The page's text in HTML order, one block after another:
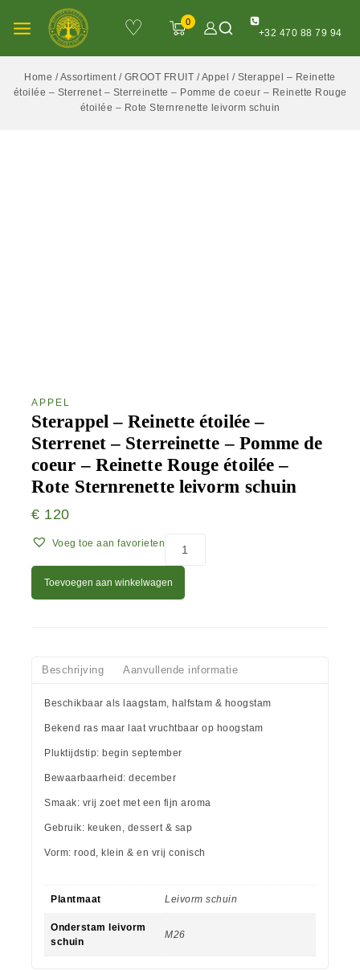
♡ 0
+32 470 88 79 94
Home /Assortiment / GROOT FRUIT /Appel / Sterappel – Reinette
étoilée – Sterrenet – Sterreinette – Pomme de coeur – Reinette Rouge
étoilée – Rote Sternrenette leivorm schuin
APPEL
Sterappel – Reinette étoilée –
Sterrenet – Sterreinette – Pomme de
coeur – Reinette Rouge étoilée –
Rote Sternrenette leivorm schuin
€ 120
Voeg toe aan favorieten
Toevoegen aan winkelwagen
Beschrijving Aanvullende informatie
Beschikbaar als laagstam, halfstam & hoogstam
Bekend ras maar laat vruchtbaar op hoogstam
Pluktijdstip: begin september
Bewaarbaarheid: december
Smaak: vrij zoet met een fijn aroma
Gebruik: keuken, dessert & sap
Vorm: rood, klein & en vrij conisch
Plantmaat Leivorm schuin
Onderstam leivorm
schuin
M26